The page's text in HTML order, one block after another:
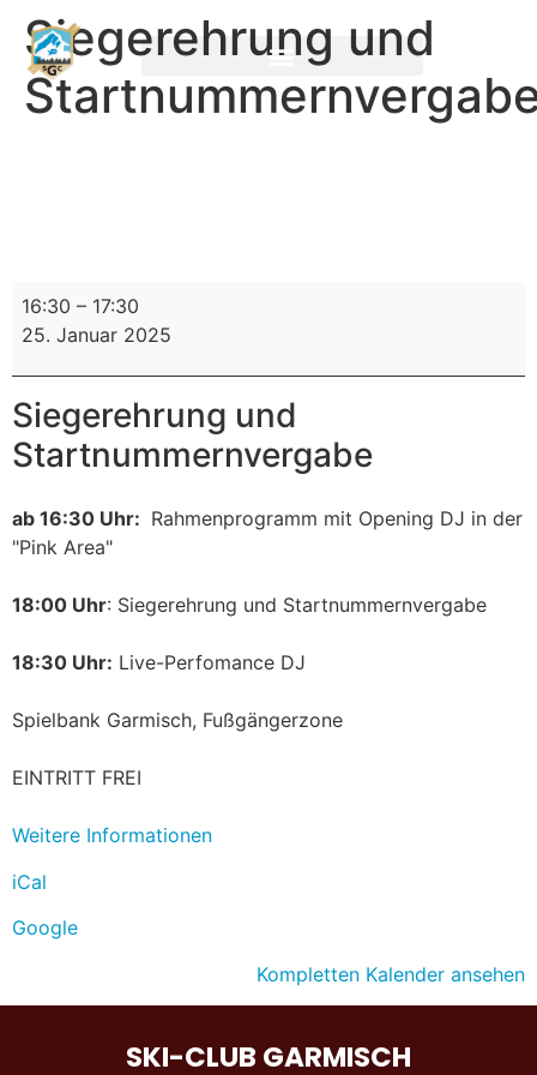
Siegerehrung und
16:30 – 17:30
25. Januar 2025
Siegerehrung und
Startnummernvergabe
ab 16:30 Uhr: Rahmenprogramm mit Opening DJ in der
"Pink Area"
18:00 Uhr: Siegerehrung und Startnummernvergabe
18:30 Uhr: Live-Perfomance DJ
Spielbank Garmisch, Fußgängerzone
EINTRITT FREI
Weitere Informationen
iCal
Google
Kompletten Kalender ansehen
SKI-CLUB GARMISCH